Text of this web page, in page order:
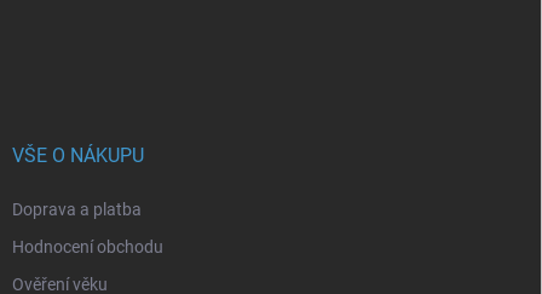
VŠE O NÁKUPU
Doprava a platba
Hodnocení obchodu
Ověření věku